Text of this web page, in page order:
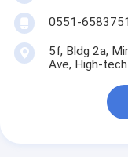
0551-
5f, Bldg 2a,
Ave, High-